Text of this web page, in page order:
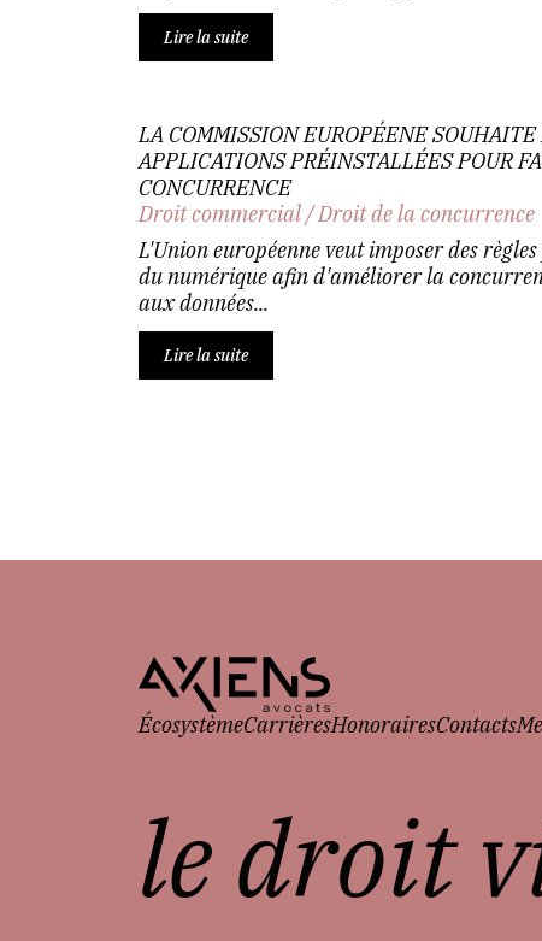
Lire la suite
LA COMMISSION EUROPÉENE
APPLICATIONS PRÉINSTALLÉES POUR
CONCURRENCE
Droit commercial/Droit de la concurrence
L'Union européenne veut imposer des
du numérique afin d'améliorer la
aux données...
Lire la suite
ÉcosystèmeCarrièresHonorairesContacts
le droit